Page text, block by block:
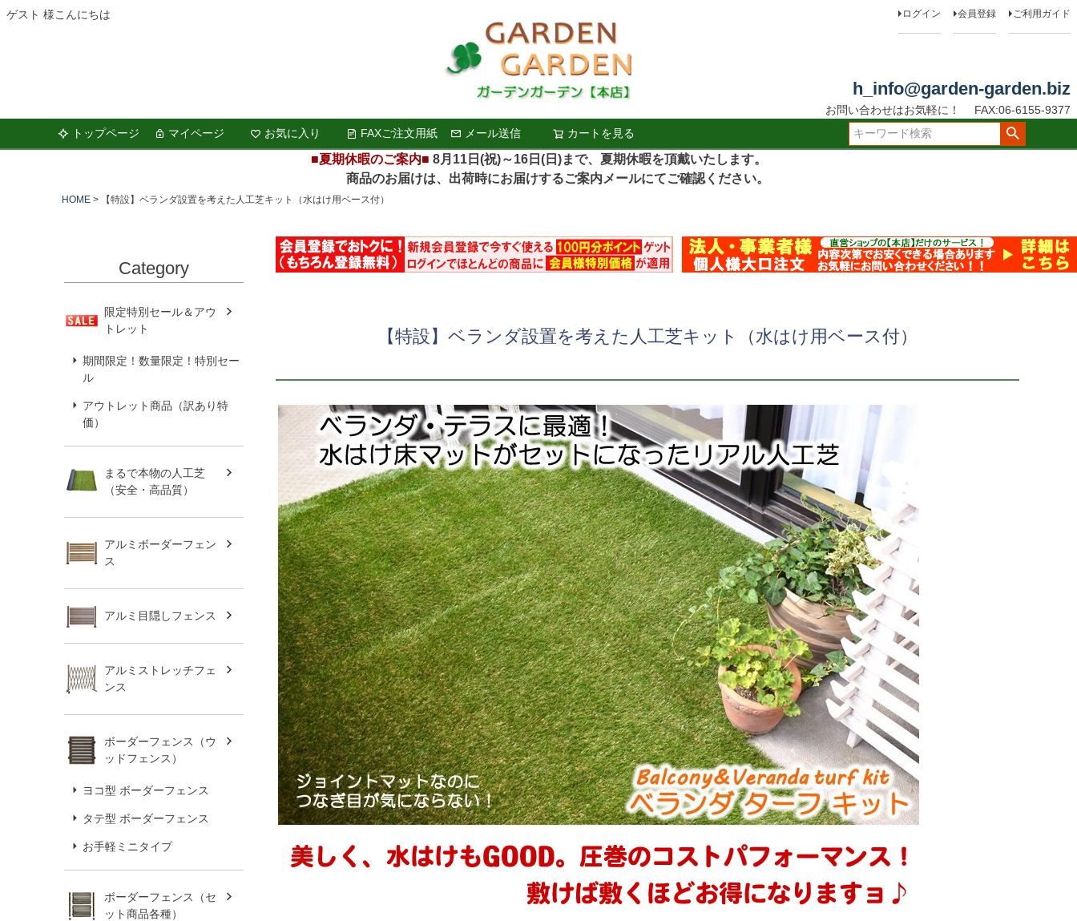
ゲスト 様こんにちは ログイン 会員登録 ご利用ガイド
h_info@garden-garden.biz
お問い合わせはお気軽に！
FAX:06-6155-9377
トップページ
マイページ お気に入り FAXご注文用紙 メール送信 カートを見る
検索
■夏期休暇のご案内■ 8月11日(祝)～16日(日)まで、夏期休暇を頂戴いたします。
商品のお届けは、出荷時にお届けするご案内メールにてご確認ください。
HOME 【特設】ベランダ設置を考えた人工芝キット（水はけ用ベース付）
Category
限定特別セール＆アウ
トレット
期間限定！数量限定！特別セー
ル
アウトレット商品（訳あり特
価）
まるで本物の人工芝
（安全・高品質）
アルミボーダーフェン
ス
アルミ目隠しフェンス
アルミストレッチフェ
ンス
ボーダーフェンス（ウ
ッドフェンス）
ヨコ型 ボーダーフェンス
タテ型 ボーダーフェンス
お手軽ミニタイプ
ボーダーフェンス（セ
ット商品各種）
【特設】ベランダ設置を考えた人工芝キット（水はけ用ベース付）